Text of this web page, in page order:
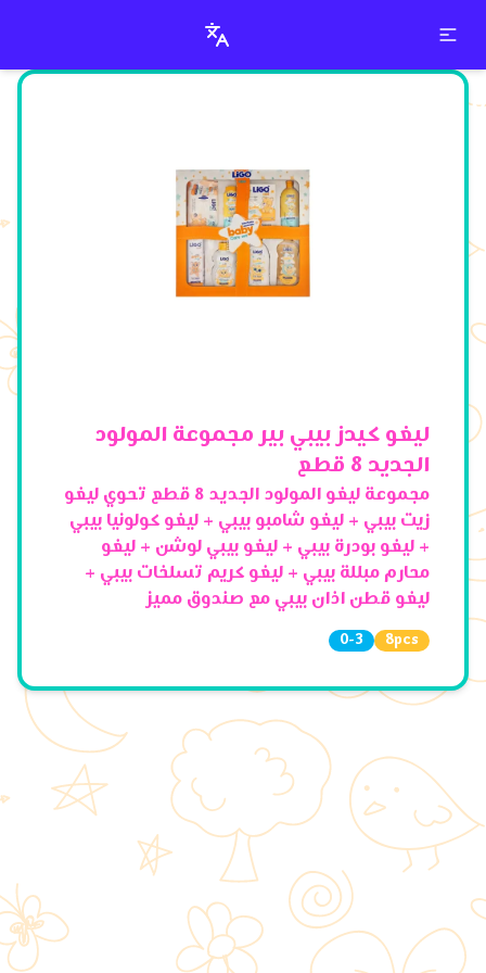
ليغو كيدز مجموعة المولود الجديد 8 قطع
ليغو كيدز بيبي بير مجموعة المولود
الجديد 8 قطع
مجموعة ليغو المولود الجديد 8 قطع تحوي ليغو
زيت بيبي + ليغو شامبو بيبي + ليغو كولونيا بيبي
+ ليغو بودرة بيبي + ليغو بيبي لوشن + ليغو
محارم مبللة بيبي + ليغو كريم تسلخات بيبي +
ليغو قطن اذان بيبي مع صندوق مميز
8pcs
0-3